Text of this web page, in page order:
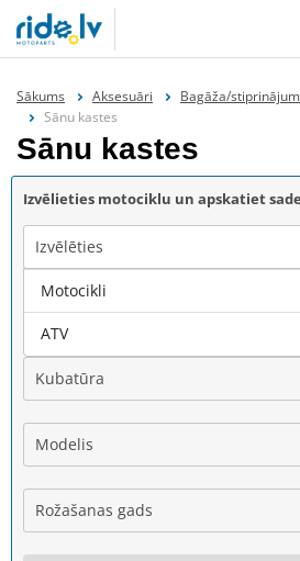
Sākums Aksesuāri Bagāža/
Sānu kastes
Sānu kastes
Izvēlieties motociklu un apskatiet
Izvēlēties
Marka
Kubatūra
Modelis
Rožašanas gads
Motocikli
ATV